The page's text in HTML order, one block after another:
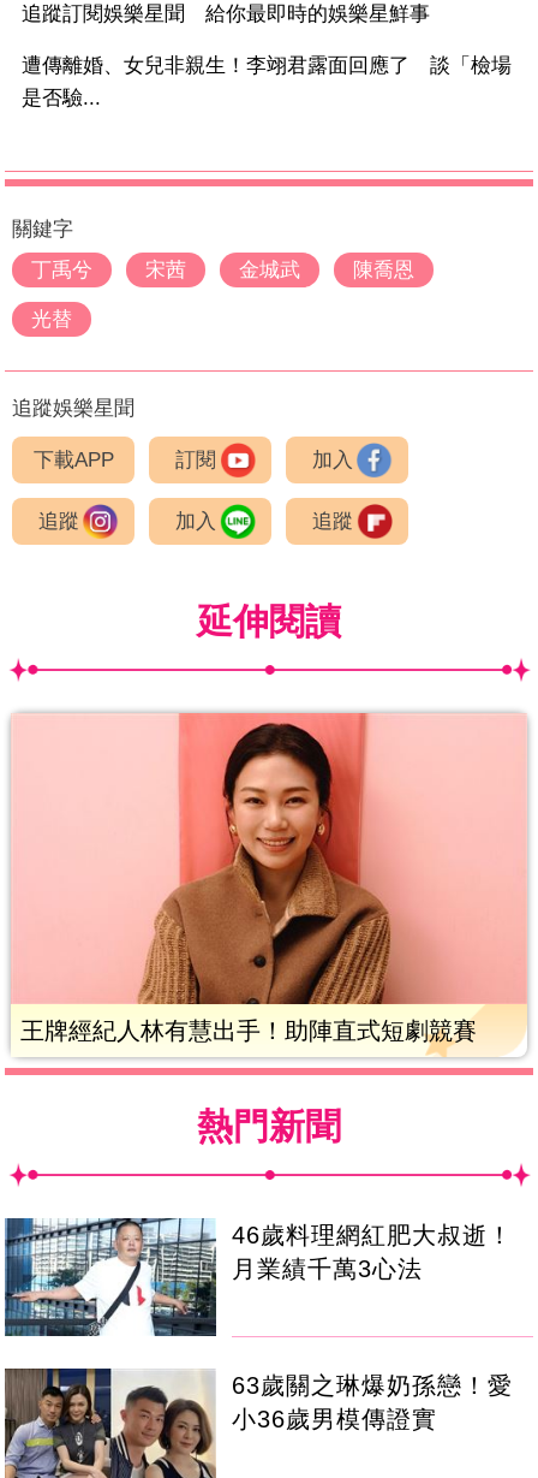
追蹤訂閱娛樂星聞 給你最即時的娛樂星鮮事
遭傳離婚、女兒非親生！李翊君露面回應了 談「檢場
是否驗...
關鍵字
丁禹兮
宋茜 金城武 陳喬恩
光替
追蹤娛樂星聞
下載APP 訂閱 加入
追蹤 加入 追蹤
延伸閱讀
王牌經紀人林有慧出手！助陣直式短劇競賽
熱門新聞
46歲料理網紅肥大叔逝！
月業績千萬3心法
63歲關之琳爆奶孫戀！愛
小36歲男模傳證實